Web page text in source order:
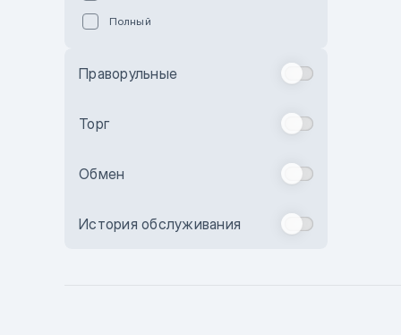
Бежевый
Комбинированный
Полный
Праворульные
Торг
Обмен
История обслуживания